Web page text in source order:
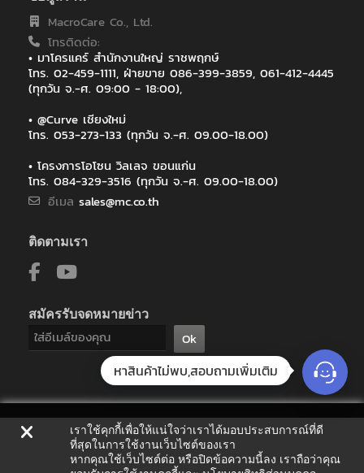
MacroCare Co., Ltd.
โทรติดต่อ:
• มาโครแคร์ สำนักงานใหญ่ ราชพฤกษ์
โทร. 02-459-1111, ฝ่ายขาย 086-399-3859, 061-412-4445
(ทุกวัน จ.-ศ. 09:00 - 18:00),
• @Curve เชียงใหม่
โทร. 053-273-133 (ทุกวัน จ.-ศ. 09.00-18.00)
• โครงการโอโซน วิลเลจ ขอนแก่น
โทร. 084-329-3516 (ทุกวัน จ.-ศ. 09.00-18.00)
อีเมล sales@mc.co.th
ติดตามเรา
สมัครรับจดหมายข่าว
Ok
เราใช้คุกกี้เพื่อให้แน่ใจว่าเราได้มอบประสบการณ์ที่ดี
ที่สุดในการใช้งานเว็บไซต์ของเรา
หากคุณใช้เว็บไซต์ต่อ หรือปิดข้อความนี้ลง เราถือว่าคุณ
หาสินค้าไม่พบ,สอบถามเพิ่มเติม